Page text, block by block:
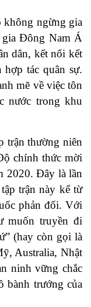
ngừng gia
gia Đông Nam Á
dân, kết nối kết
tác quân sự.
mẽ về việc tôn
nước trong khu
trận thường niên
chính thức mời
2020. Đây là lần
trận này kể từ
phản đối. Với
muốn truyền đi
(hay còn gọi là
Australia, Nhật
ninh vững chắc
bành trướng của